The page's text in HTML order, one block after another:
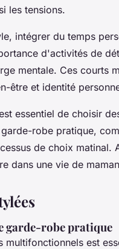
les tensions.
intégrer du temps
d'activités de
mentale. Ces courts
être et identité
essentiel de choisir
robe pratique,
de choix matinal.
dans une vie de
garde-robe pratique
multifonctionnels est